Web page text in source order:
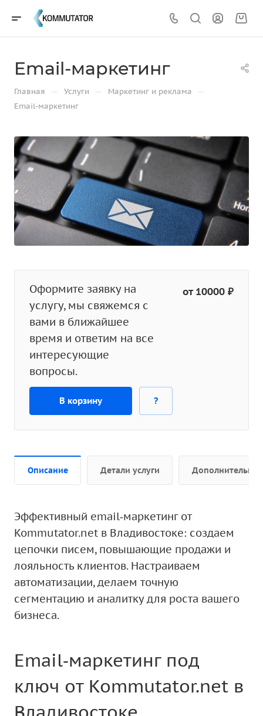
Email-маркетинг
Главная — Услуги — Маркетинг и реклама —
Email-маркетинг
Оформите заявку на
услугу, мы свяжемся с
вами в ближайшее
время и ответим на все
интересующие
вопросы.
от 10000 ₽
В корзину ?
Описание Детали услуги Дополнительно
Эффективный email‑маркетинг от
Kommutator.net в Владивостоке: создаем
цепочки писем, повышающие продажи и
лояльность клиентов. Настраиваем
автоматизации, делаем точную
сегментацию и аналитку для роста вашего
бизнеса.
Email‑маркетинг под
ключ от Kommutator.net в